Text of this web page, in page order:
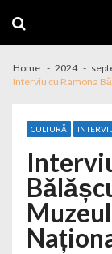
Home 2024
Interviu cu Ramona
CULTURĂ